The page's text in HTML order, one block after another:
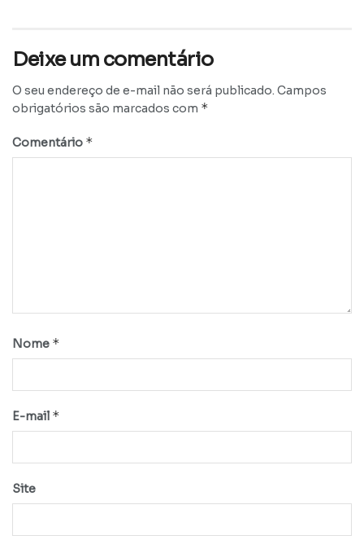
Deixe um comentário
O seu endereço de e-mail não será publicado. Campos
obrigatórios são marcados com *
Comentário *
Nome *
E-mail *
Site